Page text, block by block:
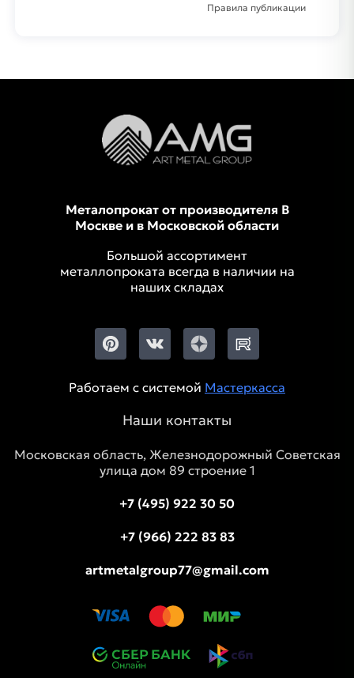
Правила публикации
Металопрокат от производителя В
Москве и в Московской области
Большой ассортимент
металлопроката всегда в наличии на
наших складах
Работаем с системой Мастеркасса
Наши контакты
Московская область, Железнодорожный Советская
улица дом 89 строение 1
+7 (495) 922 30 50
+7 (966) 222 83 83
artmetalgroup77@gmail.com